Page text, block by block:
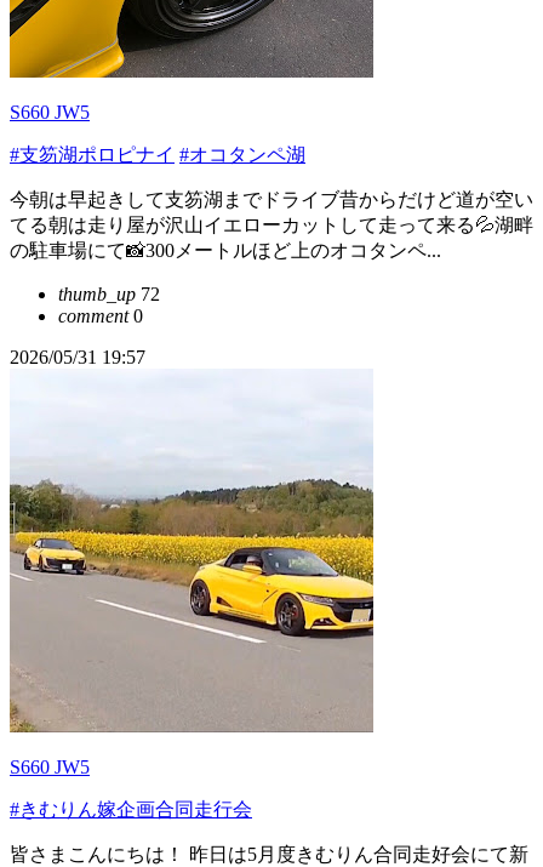
S660 JW5
#支笏湖ポロピナイ #オコタンペ湖
今朝は早起きして支笏湖までドライブ昔からだけど道が空い
てる朝は走り屋が沢山イエローカットして走って来る💦湖畔
の駐車場にて📸300メートルほど上のオコタンペ...
thumb_up 72
comment0
2026/05/31 19:57
S660 JW5
#きむりん嫁企画合同走行会
皆さまこんにちは！ 昨日は5月度きむりん合同走好会にて新